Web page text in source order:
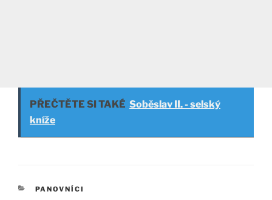
PŘEČTĚTE SI TAKÉ Soběslav II. - selský
kníže
RUBRIKY
PANOVNÍCI